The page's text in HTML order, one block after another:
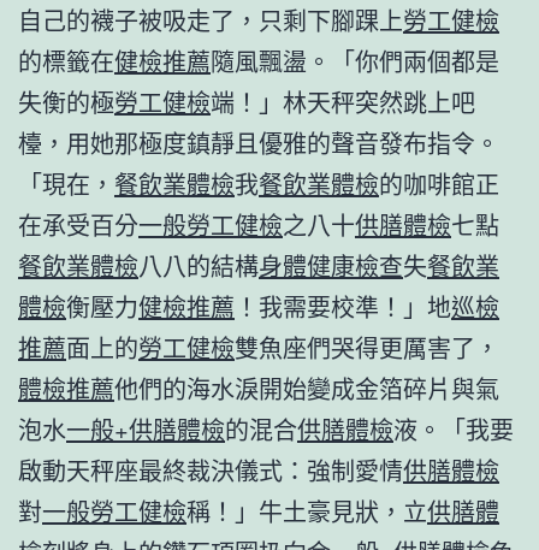
自己的襪子被吸走了，只剩下腳踝上勞工健檢
的標籤在健檢推薦隨風飄盪。「你們兩個都是
失衡的極勞工健檢端！」林天秤突然跳上吧
檯，用她那極度鎮靜且優雅的聲音發布指令。
「現在， 餐飲業體檢我餐飲業體檢的咖啡館正
在承受百分一般勞工健檢之八十供膳體檢七點
餐飲業體檢八八的結構身體健康檢查失餐飲業
體檢衡壓力健檢推薦 ！我需要校準！」地巡檢
推薦面上的勞工健檢雙魚座們哭得更厲害了，
體檢推薦他們的海水淚開始變成金箔碎片與氣
泡水一般+供膳體檢的混合供膳體檢液。「我要
啟動天秤座最終裁決儀式：強制愛情供膳體檢
對一般勞工健檢稱！」牛土豪見狀，立供膳體